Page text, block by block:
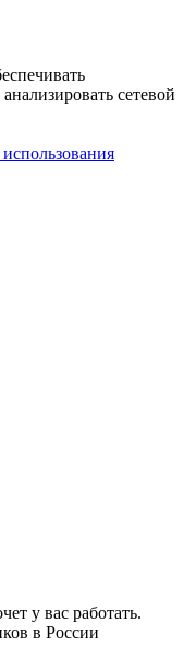
сетевой
у вас работать.
в России